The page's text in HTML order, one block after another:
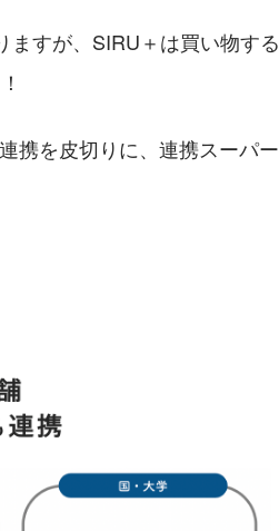
すが、SIRU＋は買い物する
携を皮切りに、連携スーパー